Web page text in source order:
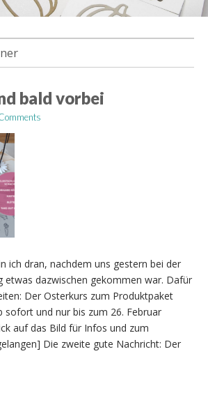
bald vorbei
ich dran, nachdem uns gestern bei der
etwas dazwischen gekommen war. Dafür
Der Osterkurs zum Produktpaket
sofort und nur bis zum 26. Februar
auf das Bild für Infos und zum
Die zweite gute Nachricht: Der